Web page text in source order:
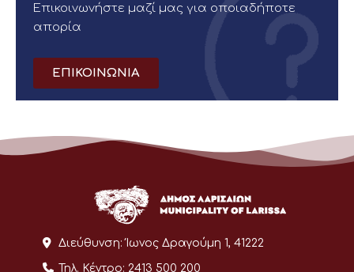
Επικοινωνήστε μαζί μας για οποιαδήποτε
απορία
ΕΠΙΚΟΙΝΩΝΙΑ
Διεύθυνση: Ίωνος Δραγούμη 1, 41222
Τηλ. Κέντρο: 2413 500 200